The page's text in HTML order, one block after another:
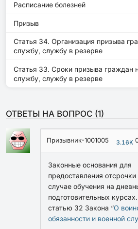
Расписание болезней
Призыв
Статья 34. Организация призыва
службу, службу в резерве
Статья 33. Сроки призыва граждан
службу, службу в резерве
ОТВЕТЫ НА ВОПРОС (1)
Призывник-1001005 3.16K
Законные основания для
предоставления отсрочки
случае обучения на
подготовительных
статью 32 Закона “О
обязанности и военной